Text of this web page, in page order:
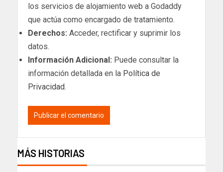
los servicios de alojamiento web a Godaddy
que actúa como encargado de tratamiento.
Derechos: Acceder, rectificar y suprimir los
datos.
Información Adicional: Puede consultar la
información detallada en la Política de
Privacidad.
MÁS HISTORIAS